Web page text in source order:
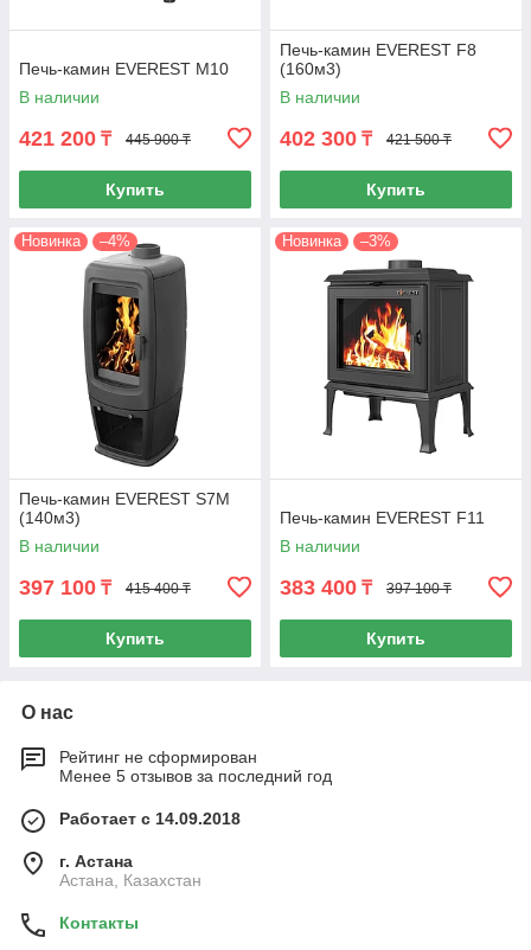
Печь-камин EVEREST М10
В наличии
421 200 ₸ 445 900 ₸
Купить
Печь-камин EVEREST F8
(160м3)
В наличии
402 300 ₸ 421 500 ₸
Купить
Новинка –4%
Печь-камин EVEREST S7М
(140м3)
В наличии
397 100 ₸ 415 400 ₸
Купить
Новинка –3%
Печь-камин EVEREST F11
В наличии
383 400 ₸ 397 100 ₸
Купить
О нас
Рейтинг не сформирован
Менее 5 отзывов за последний год
Работает с 14.09.2018
г. Астана
Астана, Казахстан
Контакты